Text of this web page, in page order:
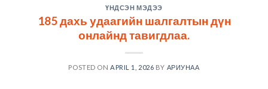
ҮНДСЭН МЭДЭЭ
185 дахь удаагийн шалгалтын дүн
онлайнд тавигдлаа.
POSTED ONAPRIL 1, 2026 BY АРИУНАА